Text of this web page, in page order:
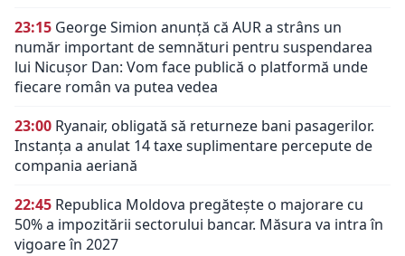
23:15 George Simion anunță că AUR a strâns un
număr important de semnături pentru suspendarea
lui Nicușor Dan: Vom face publică o platformă unde
fiecare român va putea vedea
23:00 Ryanair, obligată să returneze bani pasagerilor.
Instanța a anulat 14 taxe suplimentare percepute de
compania aeriană
22:45 Republica Moldova pregătește o majorare cu
50% a impozitării sectorului bancar. Măsura va intra în
vigoare în 2027